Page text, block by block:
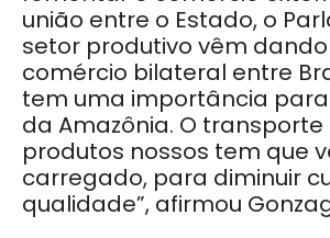
união entre o Estado, o
setor produtivo vêm
comércio bilateral entre
tem uma importância
da Amazônia. O transporte
produtos nossos tem que
carregado, para diminuir
qualidade”, afirmou